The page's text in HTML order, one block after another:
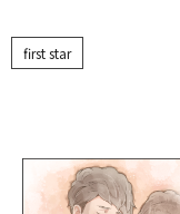
first star